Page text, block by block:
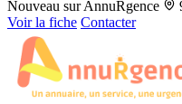
Nouveau sur AnnuRgence
Voir la fiche Contacter